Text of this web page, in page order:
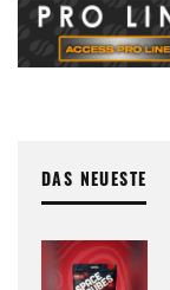
DAS NEUESTE